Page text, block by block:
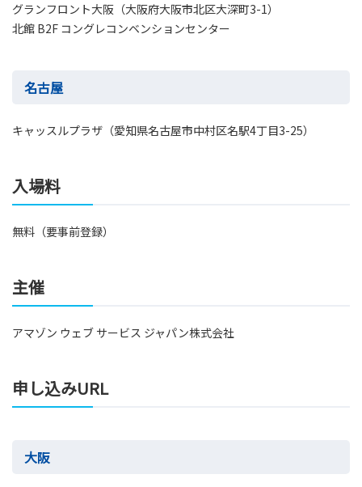
グランフロント大阪（大阪府大阪市北区大深町3-1）
北館 B2F コングレコンベンションセンター
名古屋
キャッスルプラザ（愛知県名古屋市中村区名駅4丁目3-25）
入場料
無料（要事前登録）
主催
アマゾン ウェブ サービス ジャパン株式会社
申し込みURL
大阪